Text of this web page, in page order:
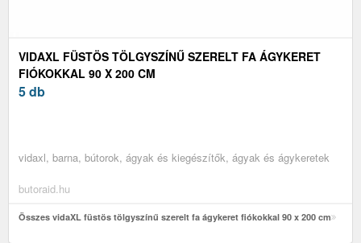
VIDAXL FÜSTÖS TÖLGYSZÍNŰ SZERELT FA ÁGYKERET
FIÓKOKKAL 90 X 200 CM
5 db
vidaxl, barna, bútorok, ágyak és kiegészítők, ágyak és ágykeretek
butoraid.hu
Összes vidaXL füstös tölgyszínű szerelt fa ágykeret fiókokkal 90 x 200 cm